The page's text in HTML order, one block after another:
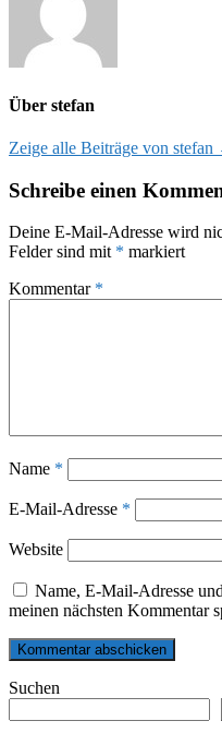
Über stefan
Zeige alle Beiträge von stefan
Schreibe einen
Deine E-Mail-Adresse wird
Felder sind mit * markiert
Kommentar *
Name *
E-Mail-Adresse *
Website
Name, E-Mail-Adresse
meinen nächsten Kommentar
Suchen